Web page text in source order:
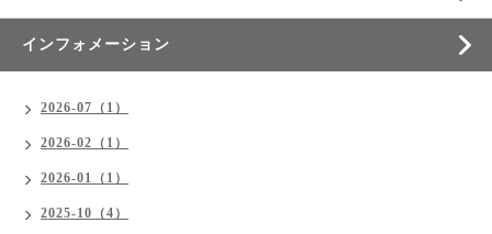
インフォメーション
2026-07（1）
2026-02（1）
2026-01（1）
2025-10（4）